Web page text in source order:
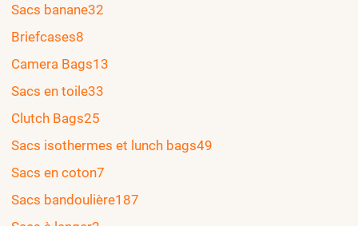
Sacs banane32
Briefcases8
Camera Bags13
Sacs en toile33
Clutch Bags25
Sacs isothermes et lunch bags49
Sacs en coton7
Sacs bandoulière187